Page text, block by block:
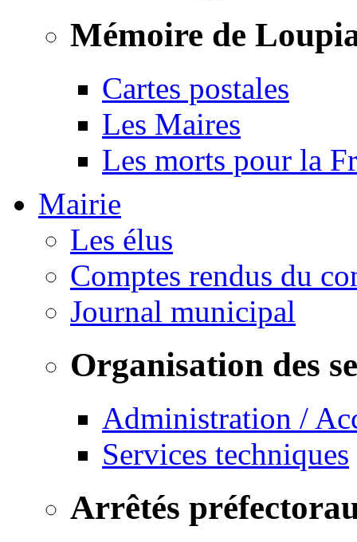
Mémoire de
Cartes postales
Les Maires
Les morts pour la
Mairie
Les élus
Comptes rendus du
Journal municipal
Organisation des
Administration /
Services techniques
Arrêtés